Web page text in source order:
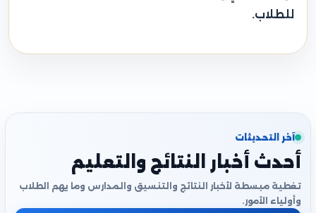
للطلاب.
آخر التحديثات
أحدث أخبار النتائج والتعليم
تغطية مبسطة لأخبار النتائج والتنسيق والمدارس وما يهم الطلاب
وأولياء الأمور.